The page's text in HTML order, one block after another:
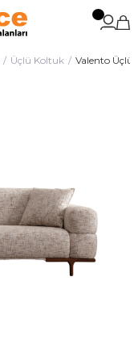
Üçlü Koltuk Valento Üçlü